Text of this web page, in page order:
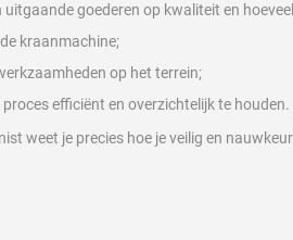
goederen op kwaliteit en
kraanmachine;
op het terrein;
efficiënt en overzichtelijk te houden.
weet je precies hoe je veilig en